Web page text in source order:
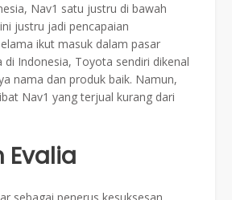
Nav1 satu justru di bawah
justru jadi pencapaian
ikut masuk dalam pasar
di Indonesia, Toyota sendiri dikenal
nama dan produk baik. Namun,
Nav1 yang terjual kurang dari
Evalia
sebagai penerus kesuksesan